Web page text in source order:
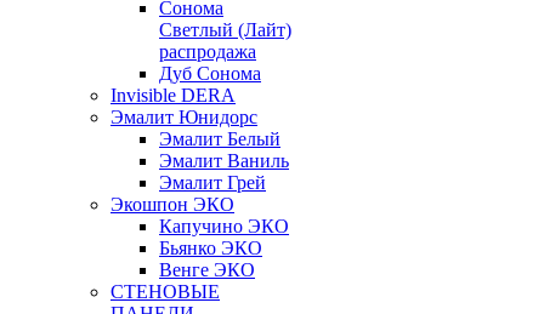
Сонома
Светлый (Лайт)
распродажа
Дуб Сонома
Invisible DERA
Эмалит Юнидорс
Эмалит Белый
Эмалит Ваниль
Эмалит Грей
Экошпон ЭКО
Капучино ЭКО
Бьянко ЭКО
Венге ЭКО
СТЕНОВЫЕ